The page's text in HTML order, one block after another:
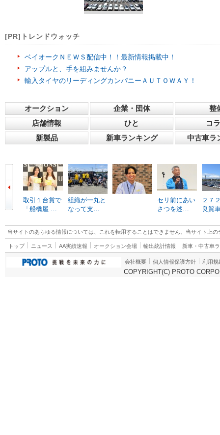
[PR]トレンドウォッチ
ベイオークＮＥＷＳ配信中！！最新情報掲載中！
アップルと、手を組みませんか？
輸入タイヤのリーディングカンパニーＡＵＴＯＷＡＹ！
オークション 企業・団体
整
店舗情報
ひと
コ
新製品
新車ランキング 中古車ラ
取引１台賞で
「船橋屋 …
組織が一丸と
なって支…
セリ前にあい
さつを述…
２７
良質
当サイトのあらゆる情報については、これを転用することはできません。当サイト上
トップ ニュース AA実績速報 オークション会場 輸出統計情報 新車・中古車
会社概要 個人情報保護方針 利用規
COPYRIGHT(C) PROTO